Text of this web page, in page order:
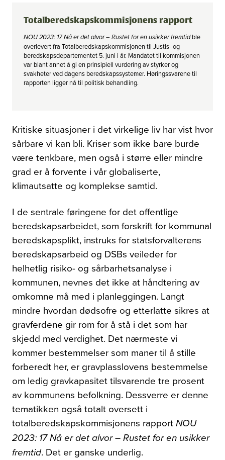
#2 - 2026 - Årgang 57
Nå vet de hvor det er farlig
Se alle utgaver
Totalberedskapskommisjonens rapport
NOU 2023: 17 Nå er det alvor – Rustet for en usikker fremtidble
overlevert fra Totalberedskapskommisjonen til Justis- og
beredskapsdepartementet 5. juni i år. Mandatet til kommisjonen
var blant annet å gi en prinsipiell vurdering av styrker og
svakheter ved dagens beredskapssystemer. Høringssvarene til
rapporten ligger nå til politisk behandling.
Kritiske situasjoner i det virkelige liv har vist hvor
sårbare vi kan bli. Kriser som ikke bare burde
være tenkbare, men også i større eller mindre
grad er å forvente i vår globaliserte,
klimautsatte og komplekse samtid.
I de sentrale føringene for det offentlige
beredskapsarbeidet, som forskrift for kommunal
beredskapsplikt, instruks for statsforvalterens
beredskapsarbeid og DSBs veileder for
helhetlig risiko- og sårbarhetsanalyse i
kommunen, nevnes det ikke at håndtering av
omkomne må med i planleggingen. Langt
mindre hvordan dødsofre og etterlatte sikres at
gravferdene gir rom for å stå i det som har
skjedd med verdighet. Det nærmeste vi
kommer bestemmelser som maner til å stille
forberedt her, er gravplasslovens bestemmelse
om ledig gravkapasitet tilsvarende tre prosent
av kommunens befolkning. Dessverre er denne
tematikken også totalt oversett i
totalberedskapskommisjonens rapportNOU
2023: 17 Nå er det alvor – Rustet for en usikker
fremtid. Det er ganske underlig.